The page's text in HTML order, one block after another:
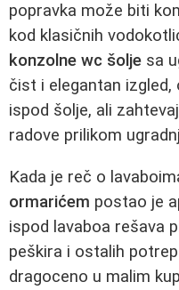
popravka može biti
kod klasičnih
konzolne wc šolje sa
čist i elegantan izgled,
ispod šolje, ali
radove prilikom
Kada je reč o
ormarićem postao je
ispod lavaboa rešava
peškira i ostalih
dragoceno u malim